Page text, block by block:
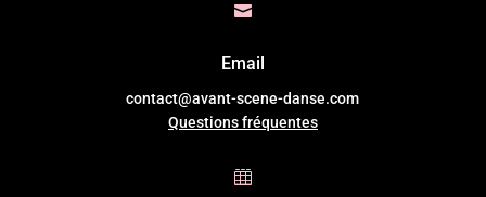

Email
contact@avant-scene-danse.com
Questions fréquentes
